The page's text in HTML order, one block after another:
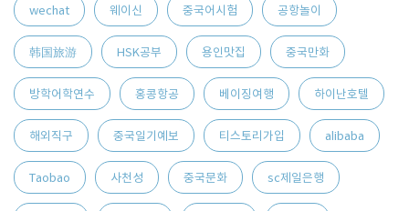
wechat 웨이신 중국어시험 공항놀이
韩国旅游 HSK공부 용인맛집 중국만화
방학어학연수 홍콩항공 베이징여행 하이난호텔
해외직구 중국일기예보 티스토리가입 alibaba
Taobao 사천성 중국문화 sc제일은행